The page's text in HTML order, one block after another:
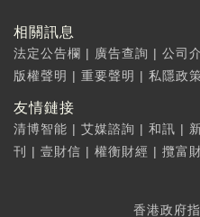
相關訊息
法定公告欄 | 廣告查詢 | 公司
版權聲明 | 重要聲明 | 私隱政
友情鏈接
清博智能 | 艾媒諮詢 | 和訊 |
刊
| 壹財信 | 權衡財經 | 攬富
香港政府